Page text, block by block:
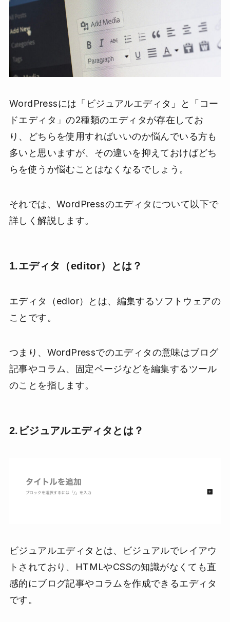
WordPressには「ビジュアルエディタ」と「コー
ドエディタ」の2種類のエディタが存在してお
り、どちらを使用すればいいのか悩んでいる方も
多いと思いますが、その違いを抑えておけばどち
らを使うか悩むことはなくなるでしょう。
それでは、WordPressのエディタについて以下で
詳しく解説します。
1.エディタ（editor）とは？
エディタ（edior）とは、編集するソフトウェアの
ことです。
つまり、WordPressでのエディタの意味はブログ
記事やコラム、固定ページなどを編集するツール
のことを指します。
2.ビジュアルエディタとは？
ビジュアルエディタとは、ビジュアルでレイアウ
トされており、HTMLやCSSの知識がなくても直
感的にブログ記事やコラムを作成できるエディタ
です。